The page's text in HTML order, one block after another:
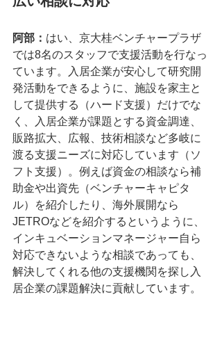
阿部： はい、京大桂ベンチャープラザ
では8名のスタッフで支援活動を行なっ
ています。入居企業が安心して研究開
発活動をできるように、施設を家主と
して提供する（ハード支援）だけでな
く、入居企業が課題とする資金調達、
販路拡大、広報、技術相談など多岐に
渡る支援ニーズに対応しています（ソ
フト支援）。例えば資金の相談なら補
助金や出資先（ベンチャーキャピタ
ル）を紹介したり、海外展開なら
JETROなどを紹介するというように、
インキュベーションマネージャー自ら
対応できないような相談であっても、
解決してくれる他の支援機関を探し入
居企業の課題解決に貢献しています。